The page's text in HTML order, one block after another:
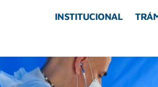
INSTITUCIONAL